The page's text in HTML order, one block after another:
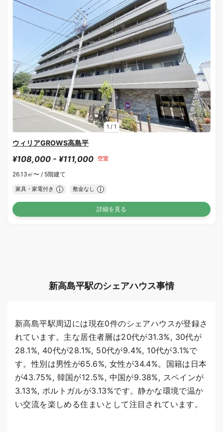
1 / 1
ウィリアGROWS高島平
¥108,000 - ¥111,000 空室
26.13㎡〜 / 5階建て
家具・家電付き 敷金なし
詳細を見る
新高島平駅のシェアハウス事情
新高島平駅周辺には現在0件のシェアハウスが登録さ
れています。主な居住者層は20代が31.3%, 30代が
28.1%, 40代が28.1%, 50代が9.4%, 10代が3.1%で
す。性別は男性が65.6%, 女性が34.4%。国籍は日本
が43.75%, 韓国が12.5%, 中国が9.38%, スペインが
3.13%, ポルトガルが3.13%です。静かな環境で温か
い交流を楽しめる住まいとして注目されています。